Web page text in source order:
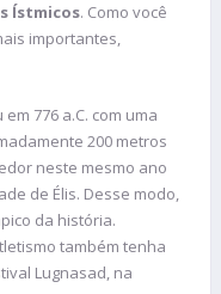
Ístmicos. Como você
importantes,
776 a.C. com uma
200 metros
neste mesmo ano
de Élis. Desse modo,
da história.
também tenha
Lugnasad, na